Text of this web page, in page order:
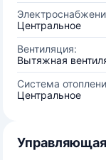
Центральное
Вентиляция:
Вытяжная
Система
Центральное